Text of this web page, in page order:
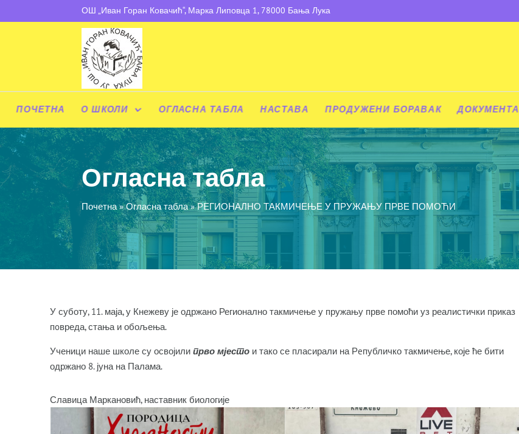
ОШ „Иван Горан Ковачић“, Марка Липовца 1, 78000 Бања Лука
ПОЧЕТНА О ШКОЛИ ОГЛАСНА ТАБЛА НАСТАВА ПРОДУЖЕНИ БОРАВАК ДОКУМЕНТА
Огласна табла
Почетна»Огласна табла»РЕГИОНАЛНО ТАКМИЧЕЊЕ У ПРУЖАЊУ ПРВЕ ПОМОЋИ
У суботу, 11. маја, у Кнежеву је одржано Регионално такмичење у пружању прве помоћи уз реалистички приказ
пoвреда, стања и обољења.
Ученици наше школе су освојили прво мјесто и тако се пласирали на Рeпубличко такмичење, које ће бити
одржано 8. јуна на Палама.
Славица Маркановић, наставник биологије